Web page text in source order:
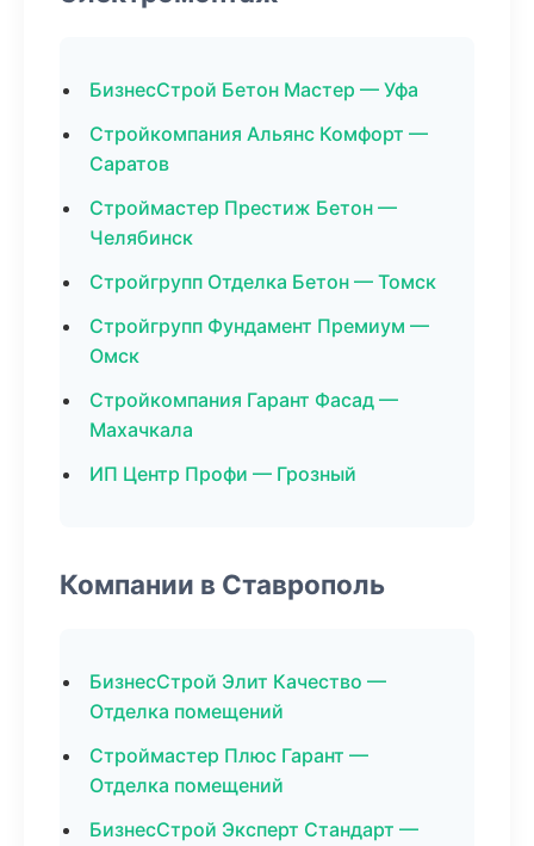
БизнесСтрой Бетон Мастер — Уфа
Стройкомпания Альянс Комфорт —
Саратов
Строймастер Престиж Бетон —
Челябинск
Стройгрупп Отделка Бетон — Томск
Стройгрупп Фундамент Премиум —
Омск
Стройкомпания Гарант Фасад —
Махачкала
ИП Центр Профи — Грозный
Компании в Ставрополь
БизнесСтрой Элит Качество —
Отделка помещений
Строймастер Плюс Гарант —
Отделка помещений
БизнесСтрой Эксперт Стандарт —